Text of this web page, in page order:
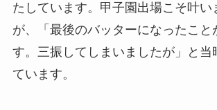
たしています。甲子園出場こそ叶い
が、「最後のバッターになったこと
す。三振してしまいましたが」と当
ています。